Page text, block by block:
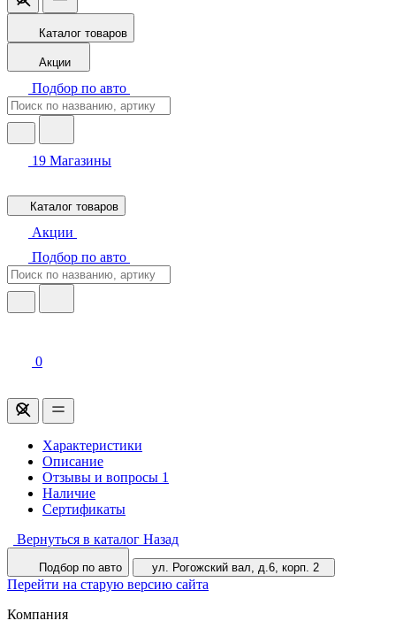
Каталог товаров
Акции
Подбор по авто
19 Магазины
Каталог товаров
Акции
Подбор по авто
0
Характеристики
Описание
Отзывы и вопросы 1
Наличие
Сертификаты
Вернуться в каталог Назад
Подбор по авто ул. Рогожский вал, д.6, корп. 2
Перейти на старую версию сайта
Компания